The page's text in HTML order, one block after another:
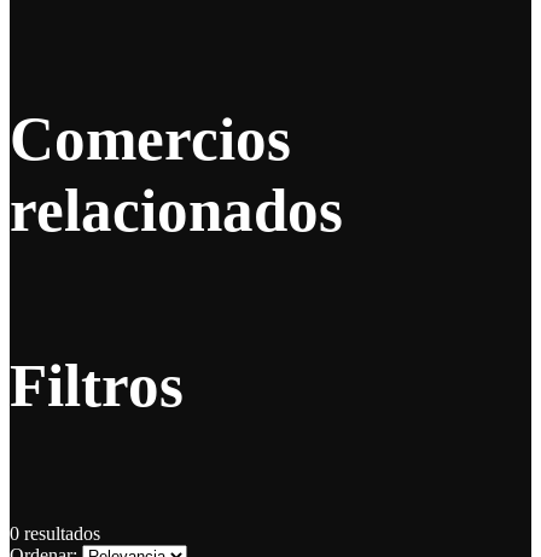
Comercios
relacionados
Filtros
0 resultados